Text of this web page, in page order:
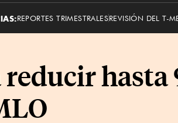
REPORTES TRIMESTRALESREVISIÓN DEL T-
hasta